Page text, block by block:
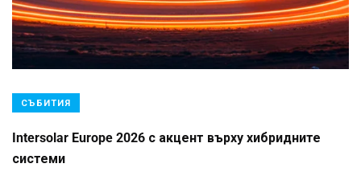
СЪБИТИЯ
Intersolar Europe 2026 с акцент върху хибридните
системи